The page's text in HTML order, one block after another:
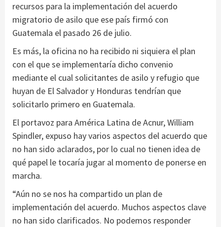
recursos para la implementación del acuerdo
migratorio de asilo que ese país firmó con
Guatemala el pasado 26 de julio.
Es más, la oficina no ha recibido ni siquiera el plan
con el que se implementaría dicho convenio
mediante el cual solicitantes de asilo y refugio que
huyan de El Salvador y Honduras tendrían que
solicitarlo primero en Guatemala.
El portavoz para América Latina de Acnur, William
Spindler, expuso hay varios aspectos del acuerdo que
no han sido aclarados, por lo cual no tienen idea de
qué papel le tocaría jugar al momento de ponerse en
marcha.
“Aún no se nos ha compartido un plan de
implementación del acuerdo. Muchos aspectos clave
no han sido clarificados. No podemos responder